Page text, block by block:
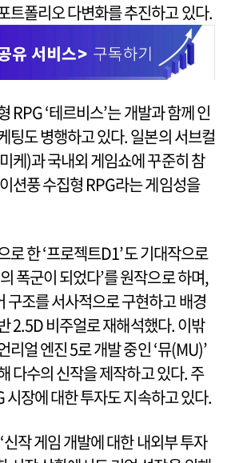
트폴리오 다변화를 추진하고 있다.
RPG ‘테르비스’는 개발과 함께 인
팅도 병행하고 있다. 일본의 서브컬
케)과 국내외 게임쇼에 꾸준히 참
션풍 수집형 RPG라는 게임성을
로 한 ‘프로젝트D1’도 기대작으로
폭군이 되었다’를 원작으로 하며,
구조를 서사적으로 구현하고 배경
2.5D 비주얼로 재해석했다. 이밖
리얼 엔진 5로 개발 중인 ‘뮤(MU)’
다수의 신작을 제작하고 있다. 주
장에 대한 투자도 지속하고 있다.
작 게임 개발에 대한 내외부 투자